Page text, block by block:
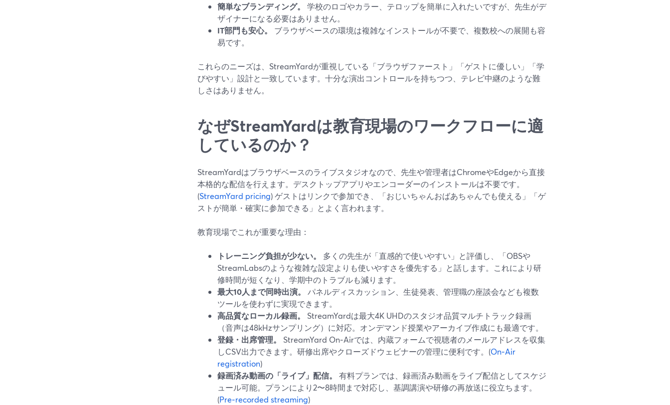
簡単なブランディング。
学校のロゴやカラー、テロップを簡単に入れたいですが、先生がデ
ザイナーになる必要はありません。
IT部門も安心。
ブラウザベースの環境は複雑なインストールが不要で、複数校への展開も容
易です。
これらのニーズは、StreamYardが重視している「ブラウザファースト」「ゲストに優しい」「学
びやすい」設計と一致しています。十分な演出コントロールを持ちつつ、テレビ中継のような難
しさはありません。
なぜStreamYardは教育現場のワークフローに適
しているのか？
StreamYardはブラウザベースのライブスタジオなので、先生や管理者はChromeやEdgeから直接
本格的な配信を行えます。デスクトップアプリやエンコーダーのインストールは不要です。
(StreamYard pricing) ゲストはリンクで参加でき、「おじいちゃんおばあちゃんでも使える」「ゲ
ストが簡単・確実に参加できる」とよく言われます。
教育現場でこれが重要な理由：
トレーニング負担が少ない。
多くの先生が「直感的で使いやすい」と評価し、「OBSや
StreamLabsのような複雑な設定よりも使いやすさを優先する」と話します。これにより研
修時間が短くなり、学期中のトラブルも減ります。
最大10人まで同時出演。
パネルディスカッション、生徒発表、管理職の座談会なども複数
ツールを使わずに実現できます。
高品質なローカル録画。
StreamYardは最大4K UHDのスタジオ品質マルチトラック録画
（音声は48kHzサンプリング）に対応。オンデマンド授業やアーカイブ作成にも最適です。
登録・出席管理。
StreamYard On‑Airでは、内蔵フォームで視聴者のメールアドレスを収集
しCSV出力できます。研修出席やクローズドウェビナーの管理に便利です。(On‑Air
registration)
録画済み動画の「ライブ」配信。
有料プランでは、録画済み動画をライブ配信としてスケジ
ュール可能。プランにより2〜8時間まで対応し、基調講演や研修の再放送に役立ちます。
(Pre‑recorded streaming)